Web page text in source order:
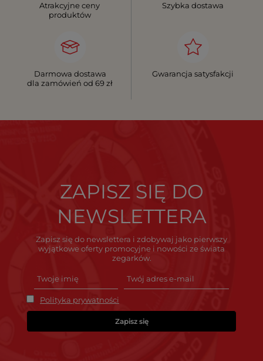
Atrakcyjne ceny
produktów
Szybka dostawa
Darmowa dostawa
dla zamówień od 69 zł
Gwarancja satysfakcji
ZAPISZ SIĘ DO
NEWSLETTERA
Zapisz się do newslettera i zdobywaj jako pierwszy
wyjątkowe oferty promocyjne i nowości ze świata
zegarków.
Polityka prywatności
Zapisz się